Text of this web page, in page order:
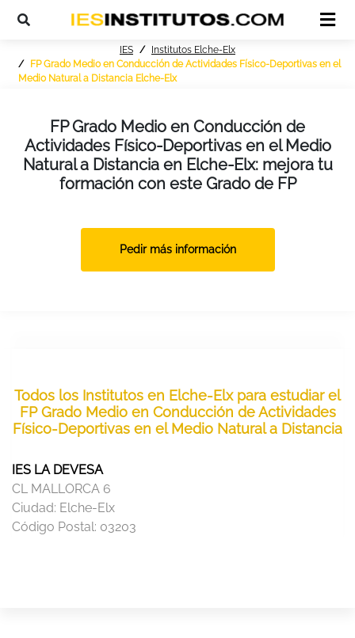
IES
Institutos Elche-Elx
FP Grado Medio en Conducción de Actividades Físico-Deportivas en el
Medio Natural a Distancia Elche-Elx
FP Grado Medio en Conducción de
Actividades Físico-Deportivas en el Medio
Natural a Distancia en Elche-Elx: mejora tu
formación con este Grado de FP
Pedir más información
Todos los Institutos en Elche-Elx para estudiar el
FP Grado Medio en Conducción de Actividades
Físico-Deportivas en el Medio Natural a Distancia
IES LA DEVESA
CL MALLORCA 6
Ciudad: Elche-Elx
Código Postal: 03203